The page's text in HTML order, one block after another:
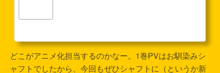
どこがアニメ化担当するのかなー。1巻PVはお馴染みシ
ャフトでしたから、今回もぜひシャフトに（というか新